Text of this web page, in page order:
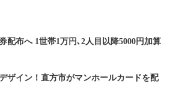
配布へ 1世帯1万円､2人目以降5000円加算
ザイン！直方市がマンホールカードを配